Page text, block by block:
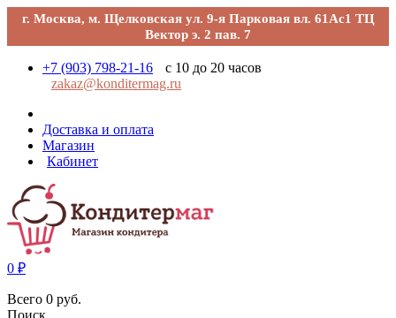
г. Москва, м. Щелковская ул. 9-я Парковая вл. 61Ас1 ТЦ
Вектор э. 2 пав. 7
+7 (903) 798-21-16
с 10 до 20 часов
zakaz@konditermag.ru
Доставка и оплата
Магазин
Кабинет
0 ₽
Всего 0 руб.
Поиск